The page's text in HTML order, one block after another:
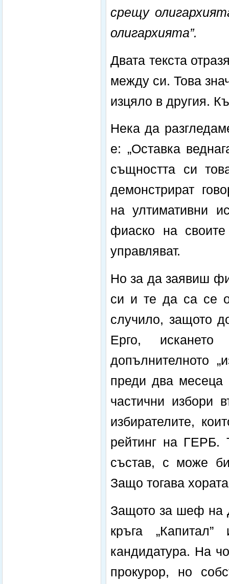
срещу
олигархията”.
Двата текста
между си. Това
изцяло в другия.
Нека да
е: „Оставка
същността си
демонстрират
на ултимативни
фиаско на
управляват.
Но за да заявиш
си и те да са се
случило, защото
Ерго,
допълнителното
преди два
частични избори
избирателите,
рейтинг на
състав, с може
Защо тогава
Защото за шеф на
кръга
кандидатура. На
прокурор, но